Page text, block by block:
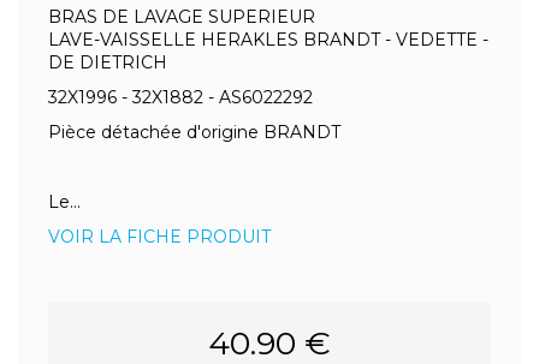
BRAS DE LAVAGE SUPERIEUR
LAVE-VAISSELLE HERAKLES BRANDT - VEDETTE -
DE DIETRICH
32X1996 - 32X1882 - AS6022292
Pièce détachée d'origine BRANDT
Le...
VOIR LA FICHE PRODUIT
40.90 €